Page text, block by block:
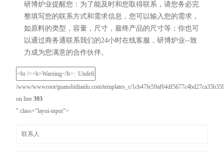
研博炉业提醒您：为了能及时和您取得联系，请您务必完
整填写您的联系方式和需求信息，您可以输入您的需求，
如原料的类型，容量，尺寸，最终产品的尺寸等；你也可
以通过商务通联系我们的24小时在线客服，研博炉业--致
力成为您满意的合作伙伴。
/www/wwwroot/guanshidianlu.com/templates_c/
on line 393
" class="layui-input">